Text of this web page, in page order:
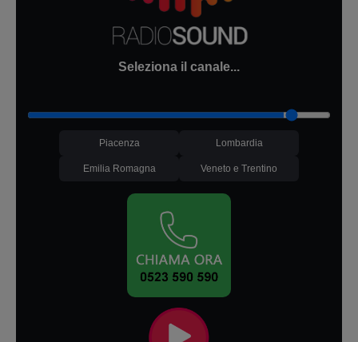
Seleziona il canale...
Piacenza Lombardia
Emilia Romagna Veneto e Trentino